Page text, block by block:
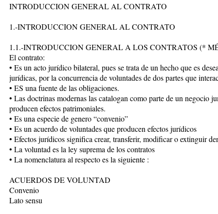
INTRODUCCION GENERAL AL CONTRATO
1.-INTRODUCCION GENERAL AL CONTRATO
1.1.-INTRODUCCION GENERAL A LOS CONTRATOS (*
El contrato:
• Es un acto jurídico bilateral, pues se trata de un hecho que es
jurídicas, por la concurrencia de voluntades de dos partes que
• ES una fuente de las obligaciones.
• Las doctrinas modernas las catalogan como parte de un negocio
producen efectos patrimoniales.
• Es una especie de genero “convenio”
• Es un acuerdo de voluntades que producen efectos jurídicos
• Efectos jurídicos significa crear, transferir, modificar o extinguir
• La voluntad es la ley suprema de los contratos
• La nomenclatura al respecto es la siguiente :
ACUERDOS DE VOLUNTAD
Convenio
Lato sensu